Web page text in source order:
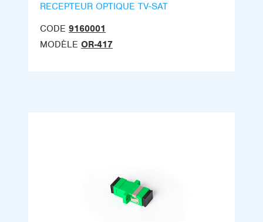
RECEPTEUR OPTIQUE TV-SAT
CODE 9160001
MODÈLE OR-417